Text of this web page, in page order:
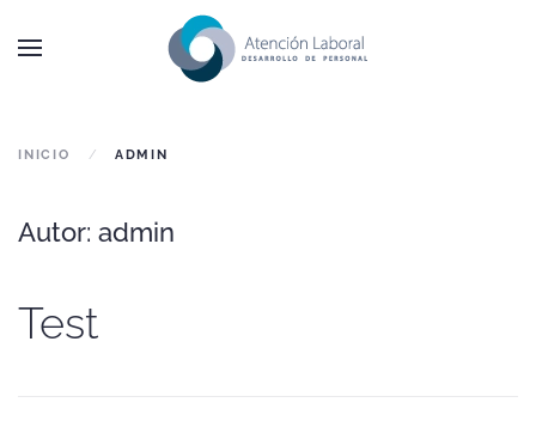
Skip to main content
INICIO ADMIN
Autor: admin
Test